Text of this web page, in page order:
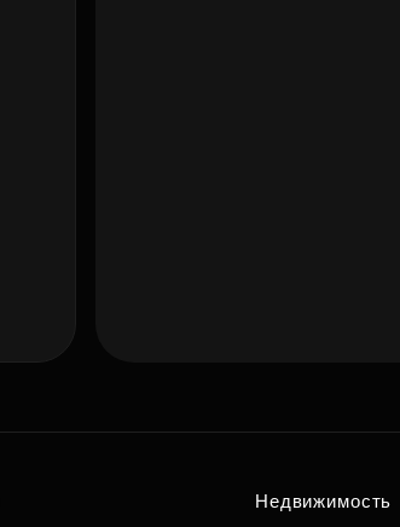
Недвижимость